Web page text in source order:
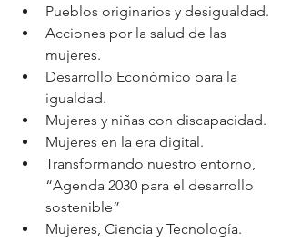
Pueblos originarios y desigualdad.
Acciones por la salud de las
mujeres.
Desarrollo Económico para la
igualdad.
Mujeres y niñas con discapacidad.
Mujeres en la era digital.
Transformando nuestro entorno,
“Agenda 2030 para el desarrollo
sostenible”
Mujeres, Ciencia y Tecnología.